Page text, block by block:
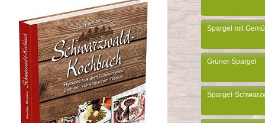
Spargel mit
Grüner Spargel
Spargel-